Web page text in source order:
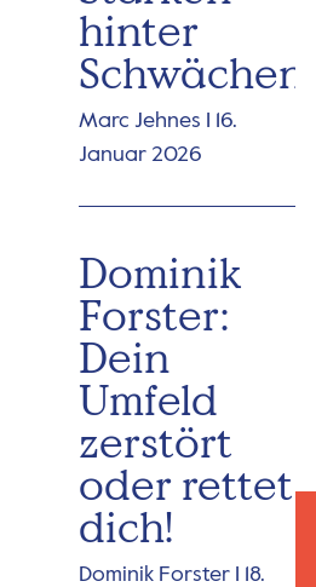
hinter
Schwächen
Marc Jehnes
16.
Januar 2026
Dominik
Forster:
Dein
Umfeld
zerstört
oder rettet
dich!
Dominik Forster
18.